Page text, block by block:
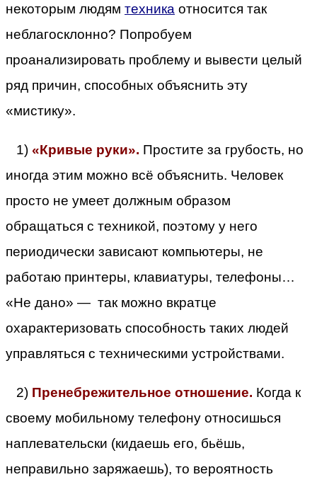
некоторым людям техника относится так
неблагосклонно? Попробуем
проанализировать проблему и вывести целый
ряд причин, способных объяснить эту
«мистику».
1) «Кривые руки». Простите за грубость, но
иногда этим можно всё объяснить. Человек
просто не умеет должным образом
обращаться с техникой, поэтому у него
периодически зависают компьютеры, не
работаю принтеры, клавиатуры, телефоны…
«Не дано» — так можно вкратце
охарактеризовать способность таких людей
управляться с техническими устройствами.
2) Пренебрежительное отношение. Когда к
своему мобильному телефону относишься
наплевательски (кидаешь его, бьёшь,
неправильно заряжаешь), то вероятность